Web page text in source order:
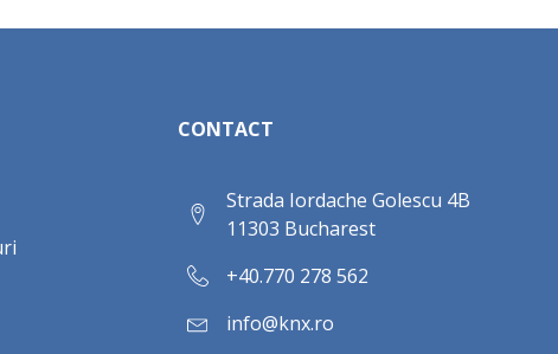
CONTACT
Strada Iordache Golescu 4B
11303 Bucharest
+40.770 278 562
info@knx.ro